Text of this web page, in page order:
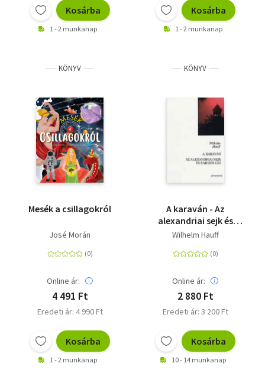
Kosárba
1 - 2 munkanap
Kosárba
1 - 2 munkanap
KÖNYV
Mesék a csillagokról
José Morán
Online ár:
4 491 Ft
Eredeti ár: 4 990 Ft
Kosárba
1 - 2 munkanap
KÖNYV
A karaván - Az
alexandriai sejk és
rabszolgái
Wilhelm Hauff
Online ár:
2 880 Ft
Eredeti ár: 3 200 Ft
Kosárba
10 - 14 munkanap